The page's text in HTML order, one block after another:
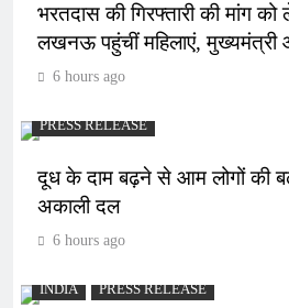
भरतदास की गिरफ्तारी की मांग
लखनऊ पहुंचीं महिलाएं, मुख्यमंत्री
6 hours ago
PRESS RELEASE
दूध के दाम बढ़ने से आम लोगों की
अकाली दल
6 hours ago
INDIA PRESS RELEASE